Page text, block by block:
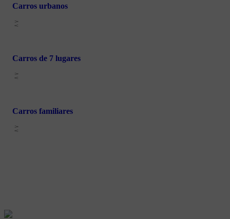
Carros urbanos
Carros de 7 lugares
Carros familiares